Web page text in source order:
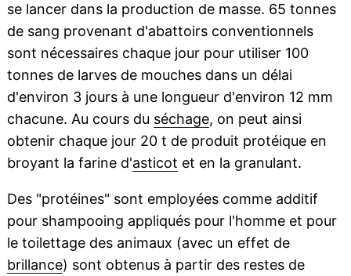
se lancer dans la production de masse. 65 tonnes
de sang provenant d'abattoirs conventionnels
sont nécessaires chaque jour pour utiliser 100
tonnes de larves de mouches dans un délai
d'environ 3 jours à une longueur d'environ 12 mm
chacune. Au cours du séchage, on peut ainsi
obtenir chaque jour 20 t de produit protéique en
broyant la farine d'asticot et en la granulant.
Des "protéines" sont employées comme additif
pour shampooing appliqués pour l'homme et pour
le toilettage des animaux (avec un effet de
brillance) sont obtenus à partir des restes de